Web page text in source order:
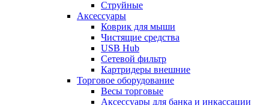
Струйные
Аксессуары
Коврик для мыши
Чистящие средства
USB Hub
Сетевой фильтр
Картридеры внешние
Торговое оборудование
Весы торговые
Аксессуары для банка и инкассации